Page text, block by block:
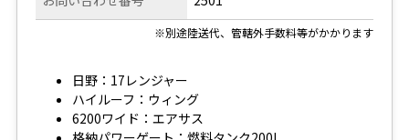
※別途陸送代、管轄外手数料等がかかります
日野：17レンジャー
ハイルーフ：ウィング
6200ワイド：エアサス